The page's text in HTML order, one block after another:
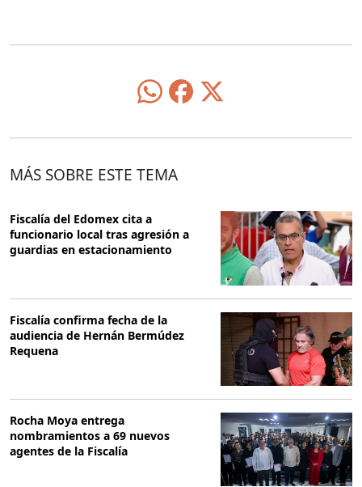
MÁS SOBRE ESTE TEMA
Fiscalía del Edomex cita a
funcionario local tras agresión a
guardias en estacionamiento
Fiscalía confirma fecha de la
audiencia de Hernán Bermúdez
Requena
Rocha Moya entrega
nombramientos a 69 nuevos
agentes de la Fiscalía